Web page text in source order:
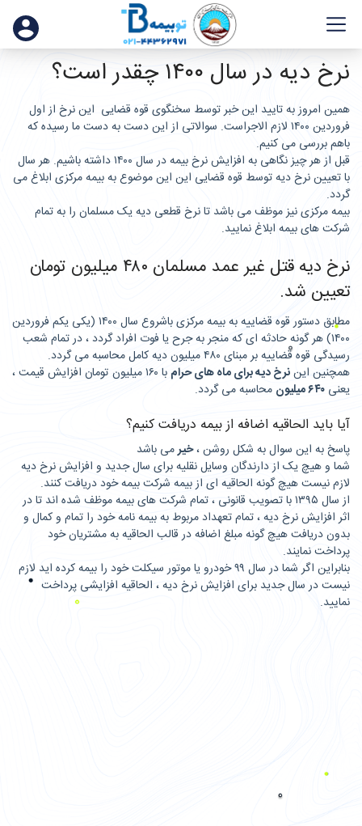
نرخ دیه در سال ۱۴۰۰ چقدر است؟
همین امروز به تایید این خبر توسط سخنگوی قوه قضایی این نرخ از اول
فروردین ۱۴۰۰ لازم الاجراست. سوالاتی از این دست به دست ما رسیده که
باهم بررسی می کنیم.
قبل از هر چیز نگاهی به افزایش نرخ بیمه در سال ۱۴۰۰ داشته باشیم. هر سال
با تعیین نرخ دیه توسط قوه قضایی این این موضوع به بیمه مرکزی ابلاغ می
گردد.
بیمه مرکزی نیز موظف می باشد تا نرخ قطعی دیه یک مسلمان را به تمام
شرکت های بیمه ابلاغ نمایید.
نرخ دیه قتل غیر عمد مسلمان ۴۸۰ میلیون تومان
تعیین شد.
مطابق دستور قوه قضاییه به بیمه مرکزی باشروع سال ۱۴۰۰ (یکی یکم فروردین
۱۴۰۰) هر گونه حادثه ای که منجر به جرح یا فوت افراد گردد ، در تمام شعب
رسیدگی قوه قضاییه بر مبنای ۴۸۰ میلیون دیه کامل محاسبه می گردد.
همچنین ایننرخ دیه برای ماه های حرام
با ۱۶۰ میلیون تومان افزایش قیمت ،
یعنی ۶۴۰ میلیون محاسبه می گردد.
آیا باید الحاقیه اضافه از بیمه دریافت کنیم؟
پاسخ به این سوال به شکل روشن ،خیرمی باشد
شما و هیچ یک از دارندگان وسایل نقلیه برای سال جدید و افزایش نرخ دیه
لازم نیست هیچ گونه الحاقیه ای از بیمه شرکت بیمه خود دریافت کنند.
از سال ۱۳۹۵ با تصویب قانونی ، تمام شرکت های بیمه موظف شده اند تا در
اثر افزایش نرخ دیه ، تمام تعهداد مربوط به بیمه نامه خود را تمام و کمال و
بدون دریافت هیچ گونه مبلغ اضافه در قالب الحاقیه به مشتریان خود
پرداخت نمایند.
بنابراین اگر شما در سال ۹۹ خودرو یا موتور سیکلت خود را بیمه کرده اید لازم
نیست در سال جدید برای افزایش نرخ دیه ، الحاقیه افزایشی پرداخت
نمایید.